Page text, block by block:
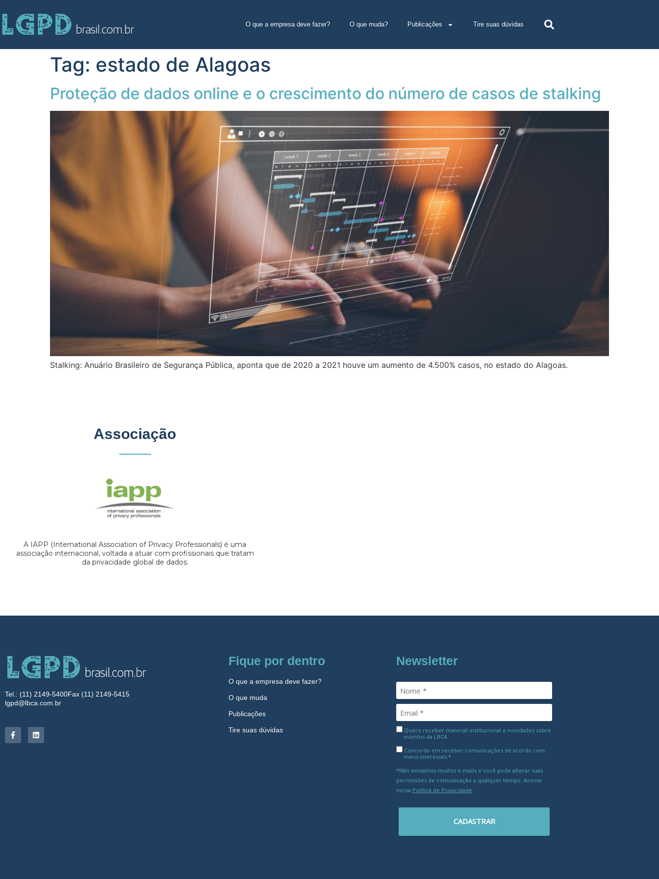
O que a empresa deve fazer? O que muda? Publicações Tire suas dúvidas
Tag: estado de Alagoas
Proteção de dados online e o crescimento do número de casos de stalking
Stalking: Anuário Brasileiro de Segurança Pública, aponta que de 2020 a 2021 houve um aumento de 4.500% casos, no estado do Alagoas.
Associação
A IAPP (International Association of Privacy Professionals) é uma
associação internacional, voltada a atuar com profissionais que tratam
da privacidade global de dados.
Tel.: (11) 2149-5400Fax (11) 2149-5415
lgpd@lbca.com.br
Fique por dentro
O que a empresa deve fazer?
O que muda
Publicações
Tire suas dúvidas
Newsletter
Quero receber material institucional e novidades sobre
eventos da LBCA
Concordo em receber comunicações de acordo com
meus interesses.*
*Não enviamos muitos e-mails e você pode alterar suas
permissões de comunicação a qualquer tempo. Acesse
nossa Política de Privacidade
CADASTRAR